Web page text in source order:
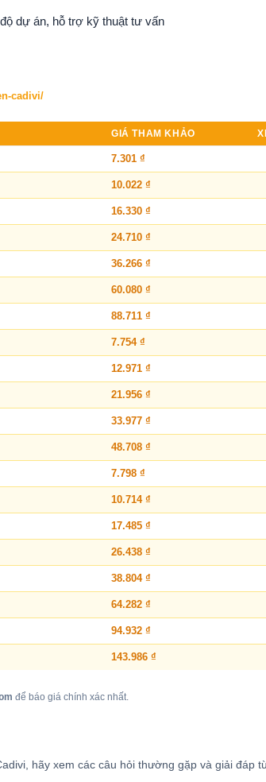
dự án, hỗ trợ kỹ thuật tư vấn
cadivi/
GIÁ THAM KHẢO
7.301 ₫
10.022 ₫
16.330 ₫
24.710 ₫
36.266 ₫
60.080 ₫
88.711 ₫
7.754 ₫
12.971 ₫
21.956 ₫
33.977 ₫
48.708 ₫
7.798 ₫
10.714 ₫
17.485 ₫
26.438 ₫
38.804 ₫
64.282 ₫
94.932 ₫
143.986 ₫
để báo giá chính xác nhất.
hãy xem các câu hỏi thường gặp và giải đáp